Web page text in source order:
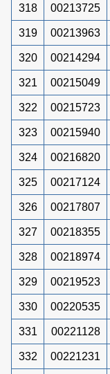
318 00213725
319 00213963
320 00214294
321 00215049
322 00215723
323 00215940
324 00216820
325 00217124
326 00217807
327 00218355
328 00218974
329 00219523
330 00220535
331 00221128
332 00221231